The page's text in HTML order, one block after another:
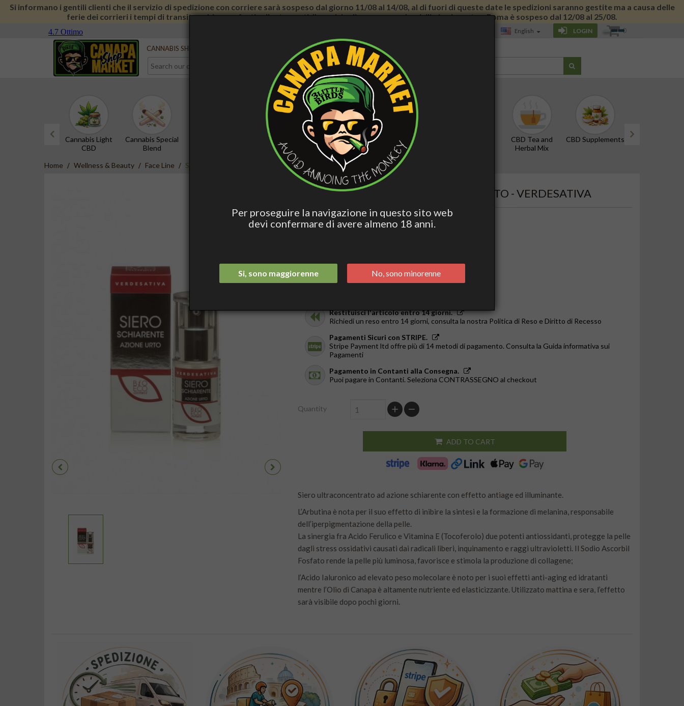
Si informano i gentili clienti che il servizio di spedizione con corriere sarà sospeso dal giorno 11/08 al 14/08, al di fuori di queste date le spedizioni saranno gestite ma a causa delle
ferie dei corrieri i tempi di transito subiranno forti rallentamenti. Il servizio di consegna a domicilio in giornata a Roma è sospeso dal 12/08 al 25/08.
Serve aiuto? English LOGIN 0
CANNABIS SHOP PERSONAL CARE SMOCKER ACCESS.
Cannabis Light
CBD
Cannabis Special
Blend
Hashish Special
Blend
Active Edibles Fall Asleep
CBD Tea and
Herbal Mix
CBD Supplements Edibles and
Home Wellness & Beauty Face Line Siero viso schiarente - Azione Urto - Verdesativa
SIERO VISO SCHIARENTE - AZIONE URTO - VERDESATIVA
€32.50
Ricevilo in giornata.
Restituisci l'articolo entro 14 giorni.
Richiedi un reso entro 14 giorni, consulta la nostra Politica di Reso e Diritto di Recesso
Pagamenti Sicuri con STRIPE.
Stripe Payment ltd offre più di 14 metodi di pagamento. Consulta la Guida informativa sui
Pagamenti
Pagamento in Contanti alla Consegna.
Puoi pagare in Contanti. Seleziona CONTRASSEGNO al checkout
Quantity
ADD TO CART
Siero ultraconcentrato ad azione schiarente con effetto antiage ed illuminante.
L’Arbutina è nota per il suo effetto di inibire la sintesi e la formazione di melanina, responsabile
dell’iperpigmentazione della pelle.
La sinergia fra Acido Ferulico e Vitamina E (Tocoferolo) due potenti antiossidanti, protegge la pelle
dagli stress ossidativi causati dai radicali liberi, inquinamento e raggi ultravioletti. Il Sodio Ascorbil
Fosfato rende la pelle più luminosa, favorisce e stimola la produzione di collagene;
l’Acido Ialuronico ad elevato peso molecolare è noto per i suoi effetti anti-aging ed idratanti
mentre l’Olio di Canapa è altamente nutriente ed elasticizzante. Utilizzato mattina e sera, l’effetto
sarà visibile dopo pochi giorni.
Per proseguire la navigazione in questo sito web
devi confermare di avere almeno 18 anni.
Si, sono maggiorenne No, sono minorenne